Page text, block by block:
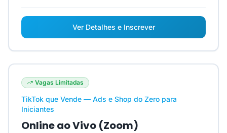
Ver Detalhes e Inscrever
Vagas Limitadas
TikTok que Vende — Ads e Shop do Zero para
Iniciantes
Online ao Vivo (Zoom)